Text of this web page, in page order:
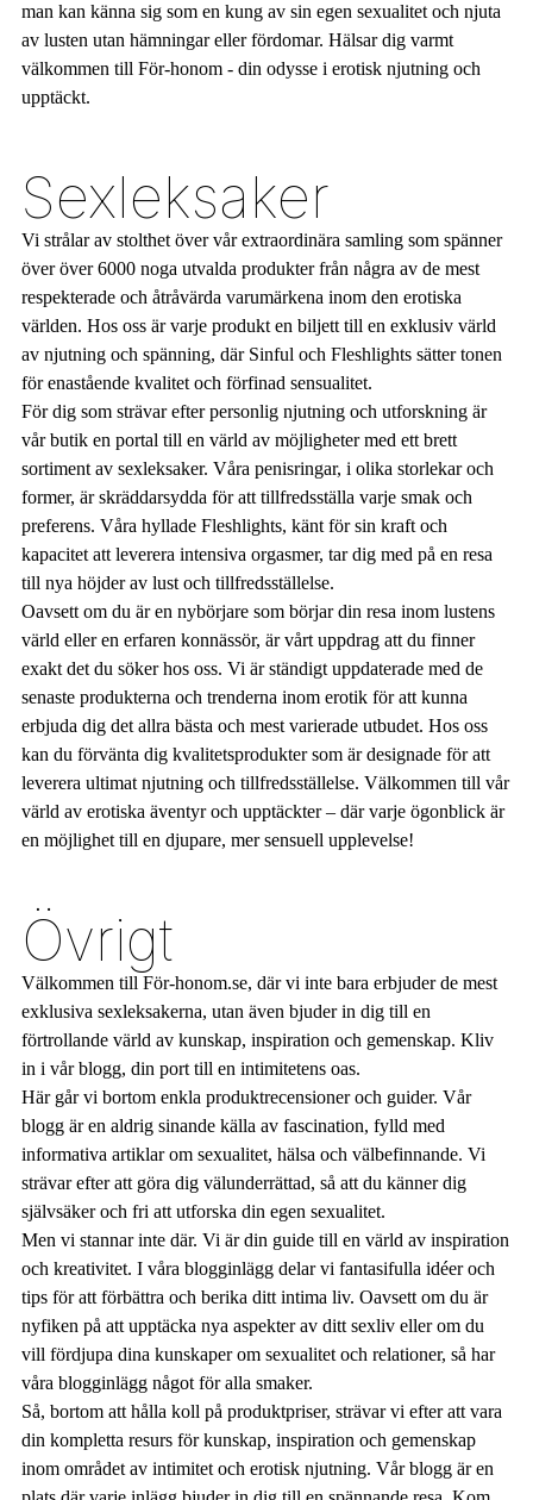
man kan känna sig som en kung av sin egen sexualitet och njuta
av lusten utan hämningar eller fördomar. Hälsar dig varmt
välkommen till För-honom - din odysse i erotisk njutning och
upptäckt.
Sexleksaker
Vi strålar av stolthet över vår extraordinära samling som spänner
över över 6000 noga utvalda produkter från några av de mest
respekterade och åtråvärda varumärkena inom den erotiska
världen. Hos oss är varje produkt en biljett till en exklusiv värld
av njutning och spänning, där Sinful och Fleshlights sätter tonen
för enastående kvalitet och förfinad sensualitet.
För dig som strävar efter personlig njutning och utforskning är
vår butik en portal till en värld av möjligheter med ett brett
sortiment av sexleksaker. Våra penisringar, i olika storlekar och
former, är skräddarsydda för att tillfredsställa varje smak och
preferens. Våra hyllade Fleshlights, känt för sin kraft och
kapacitet att leverera intensiva orgasmer, tar dig med på en resa
till nya höjder av lust och tillfredsställelse.
Oavsett om du är en nybörjare som börjar din resa inom lustens
värld eller en erfaren konnässör, är vårt uppdrag att du finner
exakt det du söker hos oss. Vi är ständigt uppdaterade med de
senaste produkterna och trenderna inom erotik för att kunna
erbjuda dig det allra bästa och mest varierade utbudet. Hos oss
kan du förvänta dig kvalitetsprodukter som är designade för att
leverera ultimat njutning och tillfredsställelse. Välkommen till vår
värld av erotiska äventyr och upptäckter – där varje ögonblick är
en möjlighet till en djupare, mer sensuell upplevelse!
Övrigt
Välkommen till För-honom.se, där vi inte bara erbjuder de mest
exklusiva sexleksakerna, utan även bjuder in dig till en
förtrollande värld av kunskap, inspiration och gemenskap. Kliv
in i vår blogg, din port till en intimitetens oas.
Här går vi bortom enkla produktrecensioner och guider. Vår
blogg är en aldrig sinande källa av fascination, fylld med
informativa artiklar om sexualitet, hälsa och välbefinnande. Vi
strävar efter att göra dig välunderrättad, så att du känner dig
självsäker och fri att utforska din egen sexualitet.
Men vi stannar inte där. Vi är din guide till en värld av inspiration
och kreativitet. I våra blogginlägg delar vi fantasifulla idéer och
tips för att förbättra och berika ditt intima liv. Oavsett om du är
nyfiken på att upptäcka nya aspekter av ditt sexliv eller om du
vill fördjupa dina kunskaper om sexualitet och relationer, så har
våra blogginlägg något för alla smaker.
Så, bortom att hålla koll på produktpriser, strävar vi efter att vara
din kompletta resurs för kunskap, inspiration och gemenskap
inom området av intimitet och erotisk njutning. Vår blogg är en